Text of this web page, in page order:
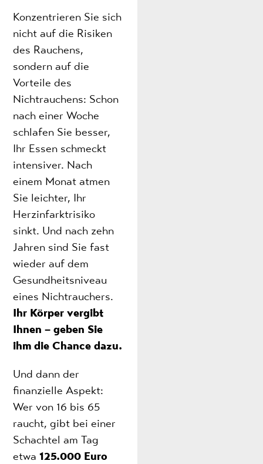
Konzentrieren Sie sich
nicht auf die Risiken
des Rauchens,
sondern auf die
Vorteile des
Nichtrauchens: Schon
nach einer Woche
schlafen Sie besser,
Ihr Essen schmeckt
intensiver. Nach
einem Monat atmen
Sie leichter, Ihr
Herzinfarktrisiko
sinkt. Und nach zehn
Jahren sind Sie fast
wieder auf dem
Gesundheitsniveau
eines Nichtrauchers.
Ihr Körper vergibt
Ihnen – geben Sie
ihm die Chance dazu.
Und dann der
finanzielle Aspekt:
Wer von 16 bis 65
raucht, gibt bei einer
Schachtel am Tag
etwa125.000 Euro